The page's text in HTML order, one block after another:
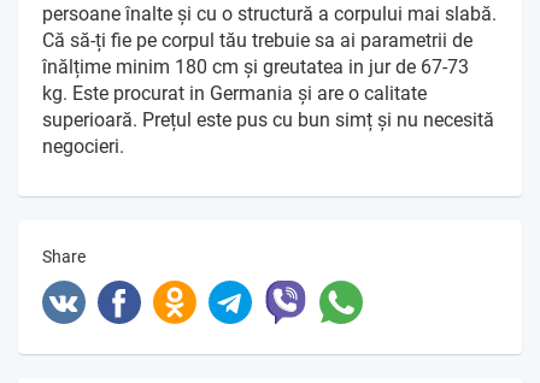
persoane înalte și cu o structură a corpului mai slabă.
Că să-ți fie pe corpul tău trebuie sa ai parametrii de
înălțime minim 180 cm și greutatea in jur de 67-73
kg. Este procurat in Germania și are o calitate
superioară. Prețul este pus cu bun simț și nu necesită
negocieri.
Share